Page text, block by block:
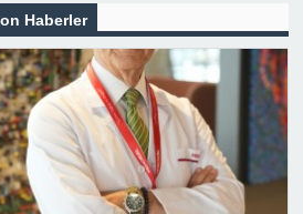
Haberler